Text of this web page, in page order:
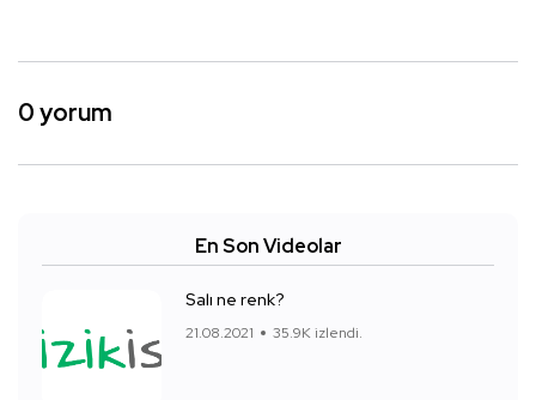
0 yorum
En Son Videolar
Salı ne renk?
21.08.2021 35.9K izlendi.